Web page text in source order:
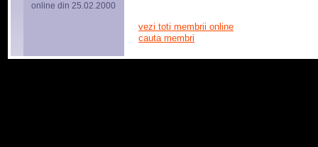
online din 25.02.2000
vezi toti membrii online
cauta membri